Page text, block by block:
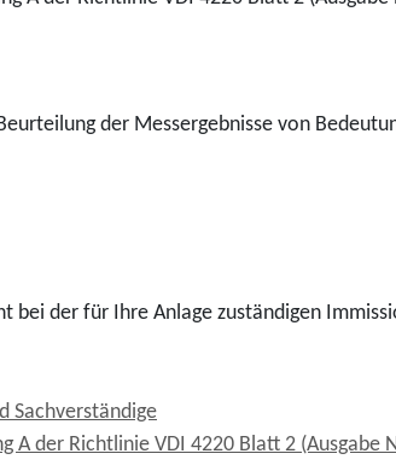
der Messergebnisse von
bei der für Ihre Anlage zuständigen
Sachverständige
A der Richtlinie VDI 4220 Blatt 2 (Ausgabe